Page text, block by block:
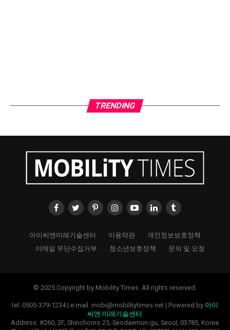
TRENDING
아이씨엔미래기술센터 이용약관
개인정보보호정책
이메일 무단수집거부
청소년보호정책 문의 및 요청
© 2025 Copyright by Mobility Times. All rights reserved.
tel. 0505-379-1234 | e-mail. mobi@mobilitytimes.net | Powered by 아이
씨엔 미래기술센터
Address: #260, 2F, Shinchonro 25, Seodaemun-gu, Seoul, 03785, Korea